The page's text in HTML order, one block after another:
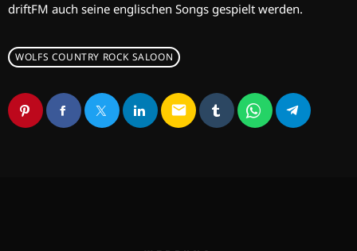
driftFM auch seine englischen Songs gespielt werden.
WOLFS COUNTRY ROCK SALOON
email